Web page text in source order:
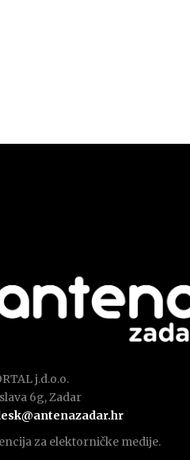
j.d.o.o.
6g, Zadar
za elektorničke medije.